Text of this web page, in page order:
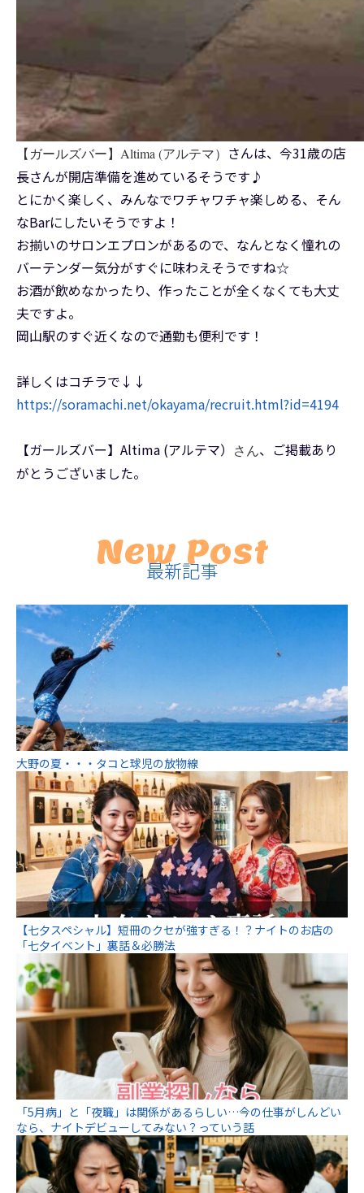
【ガールズバー】Altima (アルテマ） さんは、今31歳の店
長さんが開店準備を進めているそうです♪
とにかく楽しく、みんなでワチャワチャ楽しめる、そん
なBarにしたいそうですよ！
お揃いのサロンエプロンがあるので、なんとなく憧れの
バーテンダー気分がすぐに味わえそうですね☆
お酒が飲めなかったり、作ったことが全くなくても大丈
夫ですよ。
岡山駅のすぐ近くなので通勤も便利です！
詳しくはコチラで↓↓
https://soramachi.net/okayama/recruit.html?id=4194
【ガールズバー】Altima (アルテマ） さん、ご掲載あり
がとうございました。
New Post
最新記事
大野の夏・・・タコと球児の放物線
【七夕スペシャル】短冊のクセが強すぎる！？ナイトのお店の
「七夕イベント」裏話＆必勝法
「5月病」と「夜職」は関係があるらしい…今の仕事がしんどい
なら、ナイトデビューしてみない？っていう話